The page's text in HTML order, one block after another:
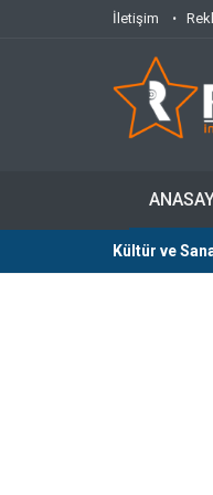
İletişim
Kültür ve